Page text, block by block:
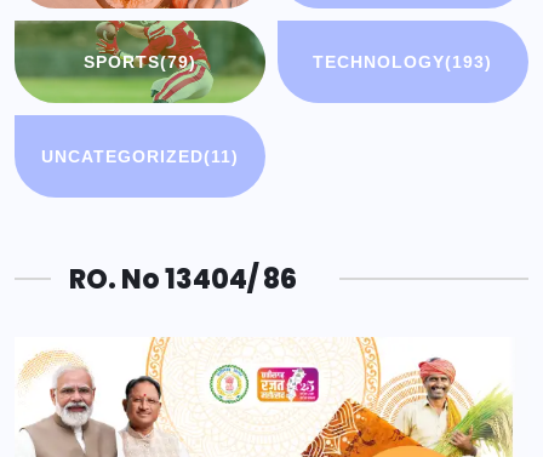
SPORTS(79) TECHNOLOGY(193)
UNCATEGORIZED(11)
RO. No 13404/ 86